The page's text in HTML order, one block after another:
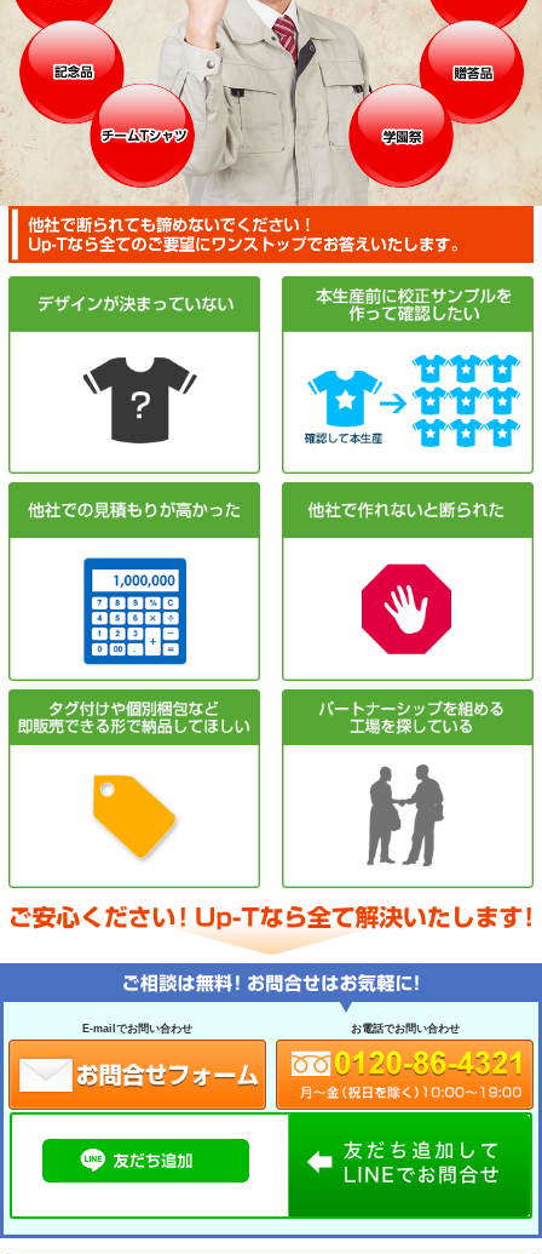
E-mailでお問い合わせ お電話でお問い合わせ